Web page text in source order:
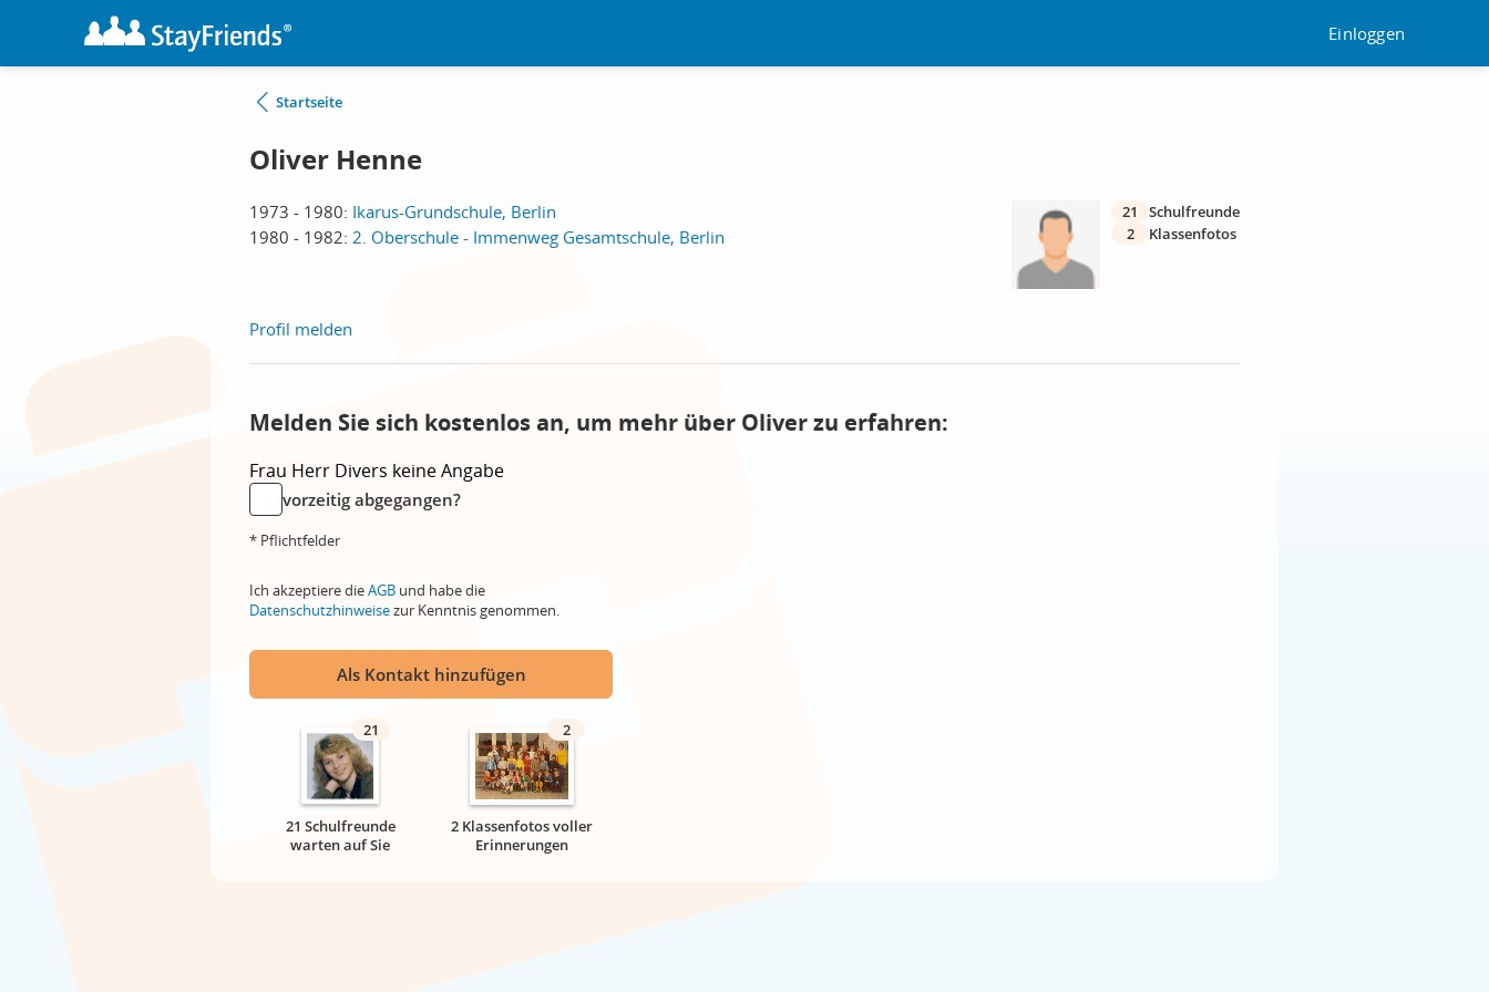
Einloggen
Startseite
Oliver Henne
1973 - 1980: Ikarus-Grundschule, Berlin
1980 - 1982: 2. Oberschule - Immenweg Gesamtschule, Berlin
21
Schulfreunde
2
Klassenfotos
Profil melden
Melden Sie sich kostenlos an, um mehr über Oliver zu erfahren:
Frau Herr Divers keine Angabe
vorzeitig abgegangen?
* Pflichtfelder
Ich akzeptiere dieAGB und habe die
Datenschutzhinweisezur Kenntnis genommen.
Als Kontakt hinzufügen
21
21 Schulfreunde
warten auf Sie
2
2 Klassenfotos voller
Erinnerungen